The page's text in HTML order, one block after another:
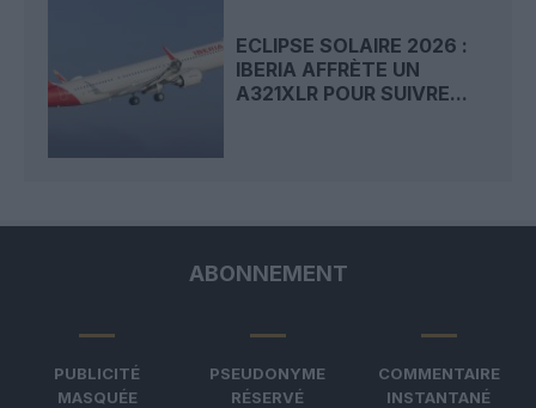
ECLIPSE SOLAIRE 2026 :
IBERIA AFFRÈTE UN
A321XLR POUR SUIVRE...
ABONNEMENT
PUBLICITÉ
MASQUÉE
PSEUDONYME
RÉSERVÉ
COMMENTAIRE
INSTANTANÉ